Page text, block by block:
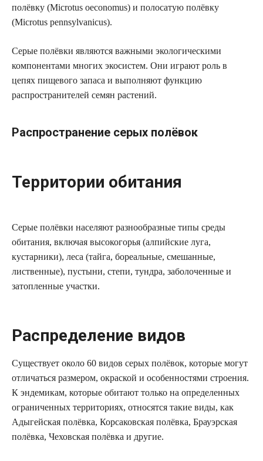
полёвку (Microtus oeconomus) и полосатую полёвку
(Microtus pennsylvanicus).
Серые полёвки являются важными экологическими
компонентами многих экосистем. Они играют роль в
цепях пищевого запаса и выполняют функцию
распространителей семян растений.
Распространение серых полёвок
Территории обитания
Серые полёвки населяют разнообразные типы среды
обитания, включая высокогорья (алпийские луга,
кустарники), леса (тайга, бореальные, смешанные,
лиственные), пустыни, степи, тундра, заболоченные и
затопленные участки.
Распределение видов
Существует около 60 видов серых полёвок, которые могут
отличаться размером, окраской и особенностями строения.
К эндемикам, которые обитают только на определенных
ограниченных территориях, относятся такие виды, как
Адыгейская полёвка, Корсаковская полёвка, Брауэрская
полёвка, Чеховская полёвка и другие.